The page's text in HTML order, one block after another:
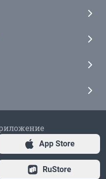
App Store
RuStore